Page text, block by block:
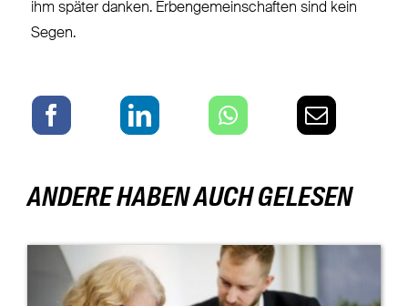
ihm später danken. Erbengemeinschaften sind kein
Segen.
ANDERE HABEN AUCH GELESEN